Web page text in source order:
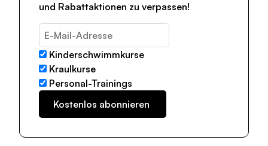
und Rabattaktionen zu verpassen!
Kinderschwimmkurse
Kraulkurse
Personal-Trainings